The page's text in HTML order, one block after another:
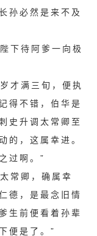
孙必然是来不及
下待阿爹一向极
才满三旬，便执
得不错，伯华是
史升调太常卿至
的，这属幸进。
过啊。”
常卿，确属幸
德，是最念旧情
生前便看着孙辈
便是了。”